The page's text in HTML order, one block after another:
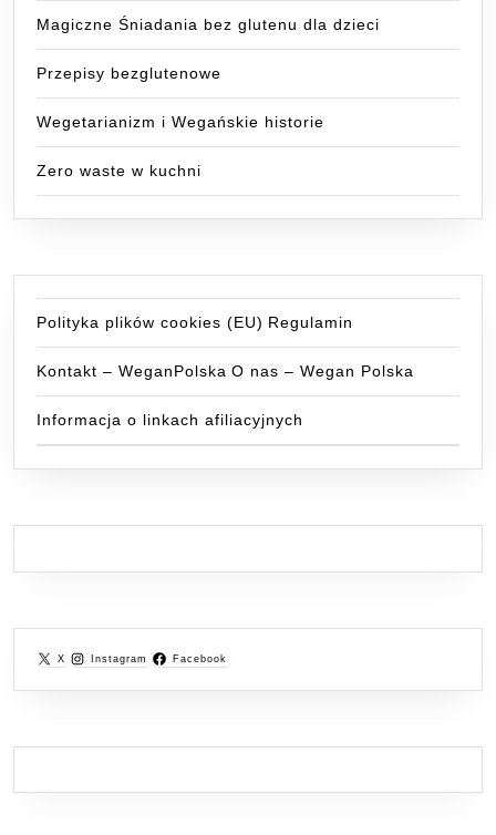
Magiczne Śniadania bez glutenu dla dzieci
Przepisy bezglutenowe
Wegetarianizm i Wegańskie historie
Zero waste w kuchni
Polityka plików cookies (EU) Regulamin
Kontakt – WeganPolska O nas – Wegan Polska
Informacja o linkach afiliacyjnych
X Instagram Facebook